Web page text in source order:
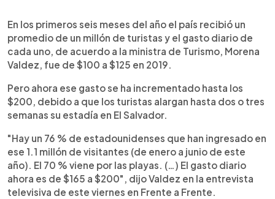
► Escuchar artículo
En los primeros seis meses del año el país recibió un
promedio de un millón de turistas y el gasto diario de
cada uno, de acuerdo a la ministra de Turismo, Morena
Valdez, fue de $100 a $125 en 2019.
Pero ahora ese gasto se ha incrementado hasta los
$200, debido a que los turistas alargan hasta dos o tres
semanas su estadía en El Salvador.
"Hay un 76 % de estadounidenses que han ingresado en
ese 1.1 millón de visitantes (de enero a junio de este
año). El 70 % viene por las playas. (…) El gasto diario
ahora es de $165 a $200", dijo Valdez en la entrevista
televisiva de este viernes en Frente a Frente.